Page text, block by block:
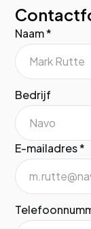
Naam *
Bedrijf
E-mailadres *